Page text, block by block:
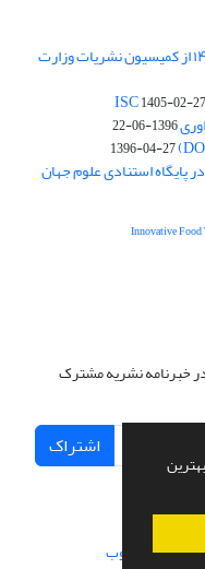
دریافت رتبه ارزیابی "بین المللی" در سال ۱۴۰۴ از کمیسیون نشریات وزارت
1405-02-27
1396-06-22
1396-04-27
پایگاه استنادی علوم جهان
خبرنامه نشریه مشترک
اشتراک
سازی از سیناوب